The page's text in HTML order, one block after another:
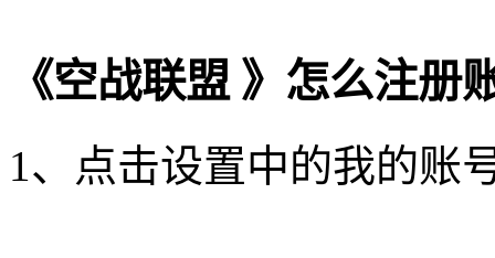
《空战联盟 》怎么注册
1、点击设置中的我的账